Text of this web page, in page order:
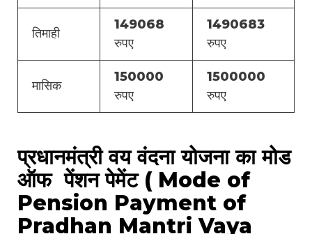
तिमाही
149068
रुपए
1490683
रुपए
मासिक
150000
रुपए
1500000
रुपए
प्रधानमंत्री वय वंदना योजना का मोड
ऑफ पेंशन पेमेंट ( Mode of
Pension Payment of
Pradhan Mantri Vaya